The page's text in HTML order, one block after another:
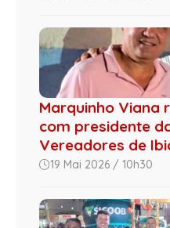
Marquinho Viana
com presidente
Vereadores de
19 Mai 2026 / 10h30